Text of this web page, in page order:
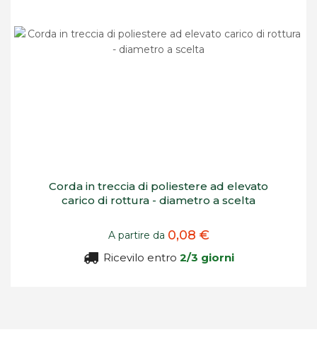
Corda in treccia di poliestere ad elevato
carico di rottura - diametro a scelta
A partire da 0,08 €
Ricevilo entro 2/3 giorni